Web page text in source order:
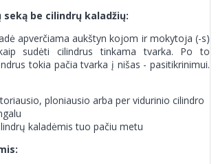
be cilindrų kaladžių:
apverčiama aukštyn kojom ir mokytoja (-s)
sudėti cilindrus tinkama tvarka. Po to
tokia pačia tvarka į nišas - pasitikrinimui.
ploniausio arba per vidurinio cilindro
kaladėmis tuo pačiu metu